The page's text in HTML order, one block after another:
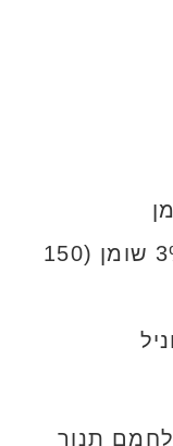
1 גביע קטן של יוגורט 3% שומן (150
לחמם תנור